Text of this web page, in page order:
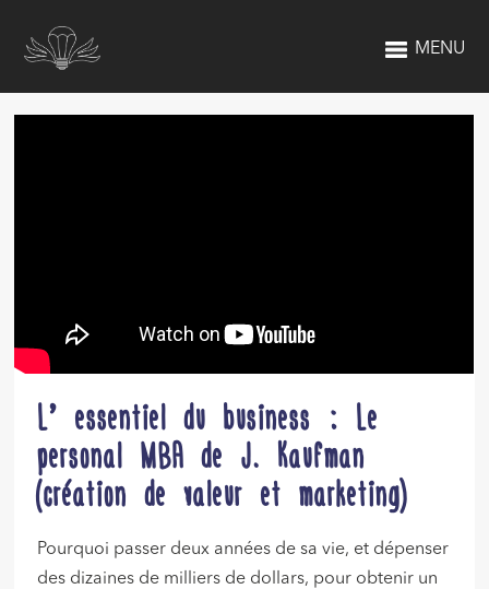
MENU
L’ essentiel du business : Le
personal MBA de J. Kaufman
(création de valeur et marketing)
Pourquoi passer deux années de sa vie, et dépenser
des dizaines de milliers de dollars, pour obtenir un